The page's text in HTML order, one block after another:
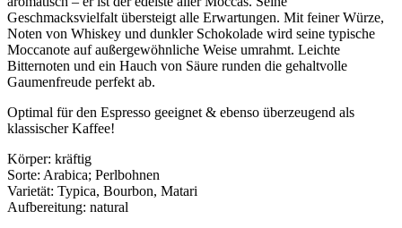
Geschmacksvielfalt übersteigt alle Erwartungen. Mit feiner Würze,
Noten von Whiskey und dunkler Schokolade wird seine typische
Moccanote auf außergewöhnliche Weise umrahmt. Leichte
Bitternoten und ein Hauch von Säure runden die gehaltvolle
Gaumenfreude perfekt ab.
Optimal für den Espresso geeignet & ebenso überzeugend als
klassischer Kaffee!
Körper: kräftig
Sorte: Arabica; Perlbohnen
Varietät: Typica, Bourbon, Matari
Aufbereitung: natural